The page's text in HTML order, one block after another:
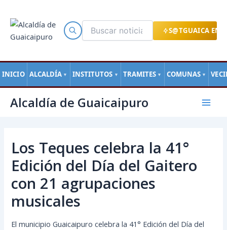
S@TGUAICA EN
INICIO ALCALDÍA ▼ INSTITUTOS ▼ TRAMITES ▼ COMUNAS ▼
contenido
Alcaldía de Guaicaipuro
Main
Los Teques celebra la 41°
Edición del Día del Gaitero
con 21 agrupaciones
musicales
El municipio Guaicaipuro celebra la 41° Edición del Día del
de